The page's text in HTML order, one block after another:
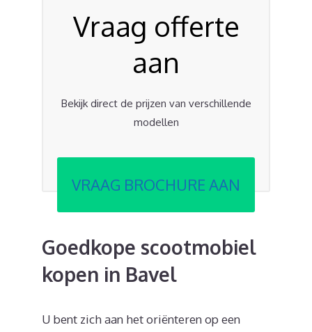
Vraag offerte
aan
Bekijk direct de prijzen van verschillende
modellen
VRAAG BROCHURE AAN
Goedkope scootmobiel
kopen in Bavel
U bent zich aan het oriënteren op een